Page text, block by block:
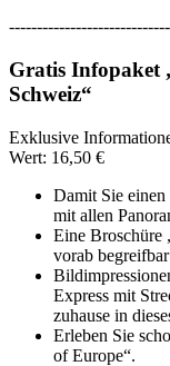
Gratis Infopaket
Schweiz“
Exklusive
Wert: 16,50 €
Damit Sie
mit allen
Eine Broschüre
vorab
Express mit
zuhause in
Erleben Sie
of Europe“.